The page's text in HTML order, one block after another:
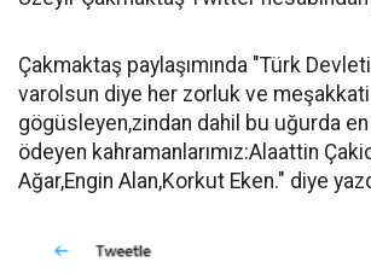
Çakmaktaş paylaşımında "Türk
varolsun diye her zorluk ve meşakkati
gögüsleyen,zindan dahil bu uğurda
ödeyen kahramanlarımız:Alaattin
Ağar,Engin Alan,Korkut Eken." diye